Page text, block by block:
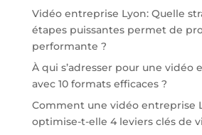
Vidéo entreprise Lyon: Quelle
étapes puissantes permet de
performante ?
À qui s’adresser pour une vidéo
avec 10 formats efficaces ?
Comment une vidéo entreprise
optimise-t-elle 4 leviers clés de